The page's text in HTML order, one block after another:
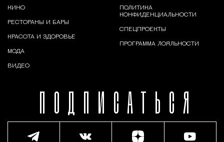
ПОДПИСАТЬСЯ
КИНО
РЕСТОРАНЫ И БАРЫ
КРАСОТА И ЗДОРОВЬЕ
МОДА
ВИДЕО
ПОЛИТИКА
КОНФИДЕНЦИАЛЬНОСТИ
СПЕЦПРОЕКТЫ
ПРОГРАММА ЛОЯЛЬНОСТИ